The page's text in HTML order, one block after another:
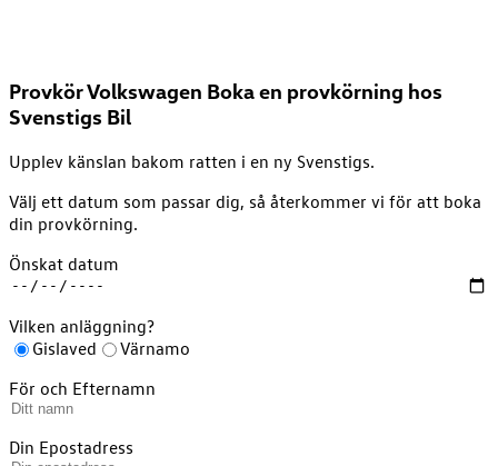
Provkör Volkswagen Boka en provkörning hos
Svenstigs Bil
Upplev känslan bakom ratten i en ny Svenstigs.
Välj ett datum som passar dig, så återkommer vi för att boka
din provkörning.
Önskat datum
Vilken anläggning?
Gislaved
Värnamo
För och Efternamn
Din Epostadress